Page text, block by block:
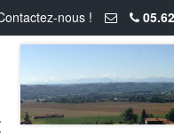
nous !